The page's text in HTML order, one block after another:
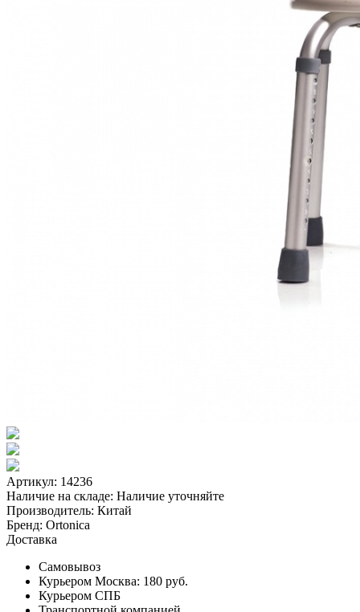
Артикул: 14236
Наличие на складе: Наличие уточняйте
Производитель: Китай
Бренд: Ortonica
Доставка
Самовывоз
Курьером Москва: 180 руб.
Курьером СПБ